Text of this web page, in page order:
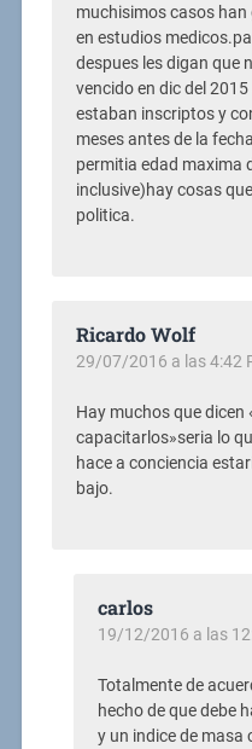
muchisimos casos
en estudios
despues les digan que
vencido en dic del
estaban inscriptos y
meses antes de la
permitia edad maxima
inclusive)hay cosas
politica.
Ricardo Wolf
29/07/2016 a las 4:42
Hay muchos que dicen
capacitarlos»seria lo
hace a conciencia
bajo.
carlos
19/12/2016 a las
Totalmente de
hecho de que debe
y un indice de masa